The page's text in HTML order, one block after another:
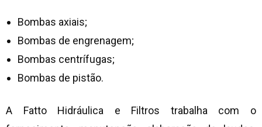
Bombas axiais;
Bombas de engrenagem;
Bombas centrífugas;
Bombas de pistão.
A Fatto Hidráulica e Filtros trabalha com o